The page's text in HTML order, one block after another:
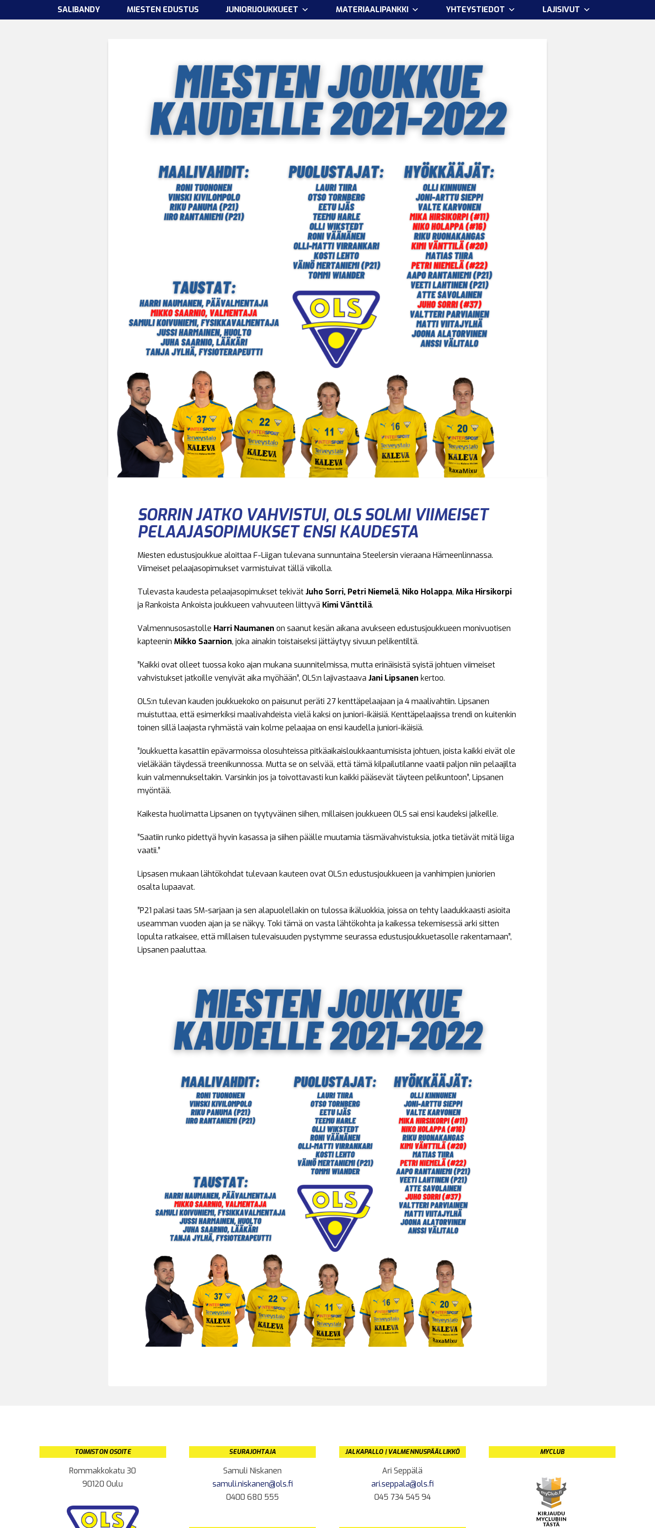
SALIBANDY MIESTEN EDUSTUS JUNIORIJOUKKUEET MATERIAALIPANKKI YHTEYSTIEDOT LAJISIVUT
SORRIN JATKO VAHVISTUI, OLS SOLMI VIIMEISET
PELAAJASOPIMUKSET ENSI KAUDESTA
Miesten edustusjoukkue aloittaa F-Liigan tulevana sunnuntaina Steelersin vieraana Hämeenlinnassa.
Viimeiset pelaajasopimukset varmistuivat tällä viikolla.
Tulevasta kaudesta pelaajasopimukset tekivätJuho Sorri, Petri Niemelä, Niko Holappa, Mika Hirsikorpi
ja Rankoista Ankoista joukkueen vahvuuteen liittyvä Kimi Vänttilä.
Valmennusosastolle Harri Naumanen on saanut kesän aikana avukseen edustusjoukkueen monivuotisen
kapteenin Mikko Saarnion, joka ainakin toistaiseksi jättäytyy sivuun pelikentiltä.
”Kaikki ovat olleet tuossa koko ajan mukana suunnitelmissa, mutta erinäisistä syistä johtuen viimeiset
vahvistukset jatkoille venyivät aika myöhään”, OLS:n lajivastaava Jani Lipsanen kertoo.
OLS:n tulevan kauden joukkuekoko on paisunut peräti 27 kenttäpelaajaan ja 4 maalivahtiin. Lipsanen
muistuttaa, että esimerkiksi maalivahdeista vielä kaksi on juniori-ikäisiä. Kenttäpelaajissa trendi on kuitenkin
toinen sillä laajasta ryhmästä vain kolme pelaajaa on ensi kaudella juniori-ikäisiä.
”Joukkuetta kasattiin epävarmoissa olosuhteissa pitkäaikaisloukkaantumisista johtuen, joista kaikki eivät ole
vieläkään täydessä treenikunnossa. Mutta se on selvää, että tämä kilpailutilanne vaatii paljon niin pelaajilta
kuin valmennukseltakin. Varsinkin jos ja toivottavasti kun kaikki pääsevät täyteen pelikuntoon”, Lipsanen
myöntää.
Kaikesta huolimatta Lipsanen on tyytyväinen siihen, millaisen joukkueen OLS sai ensi kaudeksi jalkeille.
”Saatiin runko pidettyä hyvin kasassa ja siihen päälle muutamia täsmävahvistuksia, jotka tietävät mitä liiga
vaatii.”
Lipsasen mukaan lähtökohdat tulevaan kauteen ovat OLS:n edustusjoukkueen ja vanhimpien juniorien
osalta lupaavat.
”P21 palasi taas SM-sarjaan ja sen alapuolellakin on tulossa ikäluokkia, joissa on tehty laadukkaasti asioita
useamman vuoden ajan ja se näkyy. Toki tämä on vasta lähtökohta ja kaikessa tekemisessä arki sitten
lopulta ratkaisee, että millaisen tulevaisuuden pystymme seurassa edustusjoukkuetasolle rakentamaan”,
Lipsanen paaluttaa.
TOIMISTON OSOITE
Rommakkokatu 30
90120 Oulu
SEURAJOHTAJA
Samuli Niskanen
samuli.niskanen@ols.fi
0400 680 555
JALKAPALLO | VALMENNUSPÄÄLLIKKÖ
Ari Seppälä
ari.seppala@ols.fi
045 734 545 94
MYCLUB